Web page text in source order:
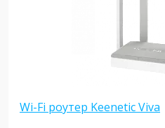
Wi-Fi роутер Keenetic Viva